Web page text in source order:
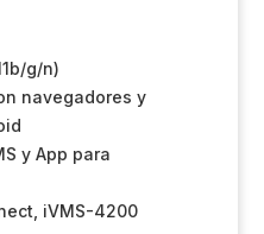
g/n)
navegadores y
y App para
iVMS-4200